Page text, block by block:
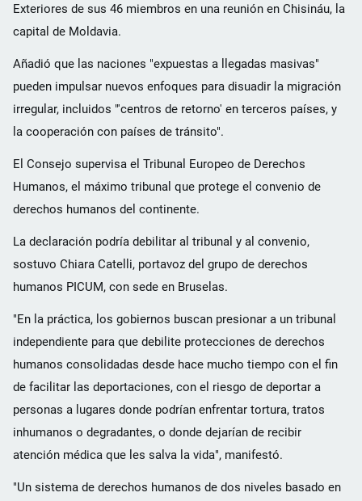
Exteriores de sus 46 miembros en una reunión en Chisináu, la
capital de Moldavia.
Añadió que las naciones "expuestas a llegadas masivas"
pueden impulsar nuevos enfoques para disuadir la migración
irregular, incluidos "'centros de retorno' en terceros países, y
la cooperación con países de tránsito".
El Consejo supervisa el Tribunal Europeo de Derechos
Humanos, el máximo tribunal que protege el convenio de
derechos humanos del continente.
La declaración podría debilitar al tribunal y al convenio,
sostuvo Chiara Catelli, portavoz del grupo de derechos
humanos PICUM, con sede en Bruselas.
"En la práctica, los gobiernos buscan presionar a un tribunal
independiente para que debilite protecciones de derechos
humanos consolidadas desde hace mucho tiempo con el fin
de facilitar las deportaciones, con el riesgo de deportar a
personas a lugares donde podrían enfrentar tortura, tratos
inhumanos o degradantes, o donde dejarían de recibir
atención médica que les salva la vida", manifestó.
"Un sistema de derechos humanos de dos niveles basado en